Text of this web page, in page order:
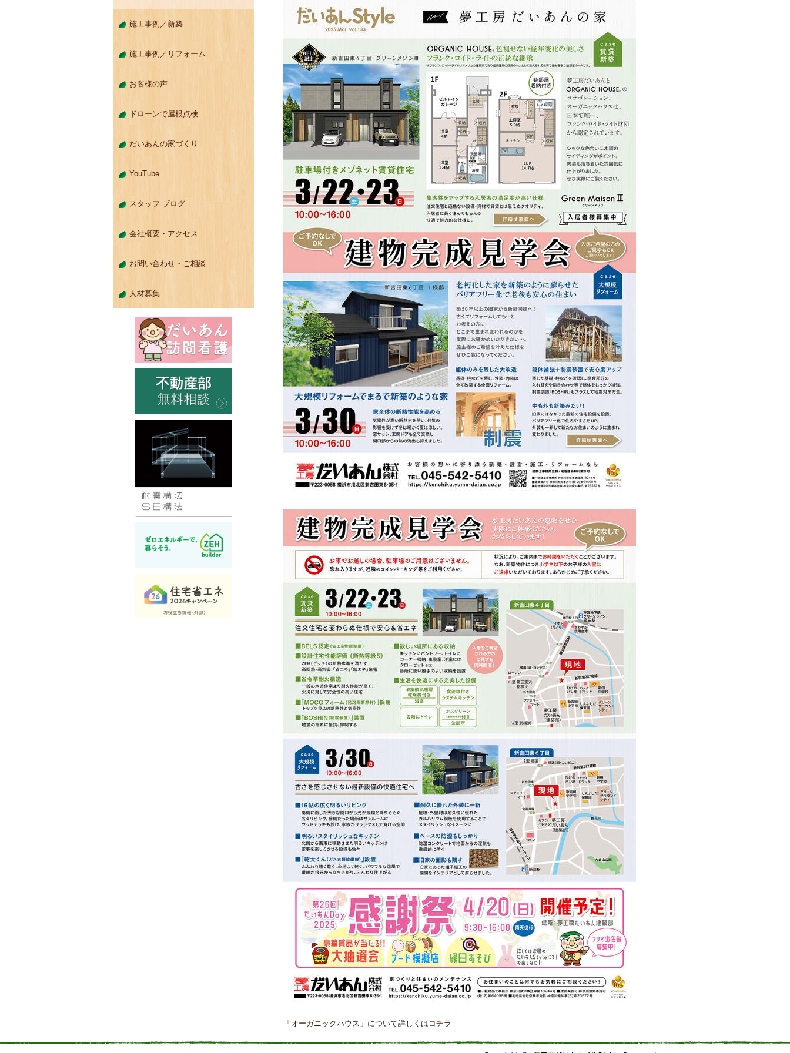
施工事例／新築
施工事例／リフォーム
お客様の声
ドローンで屋根点検
だいあんの家づくり
YouTube
スタッフ ブログ
会社概要・アクセス
お問い合わせ・ご相談
人材募集
「 オーガニックハウス 」について詳しくは コチラ